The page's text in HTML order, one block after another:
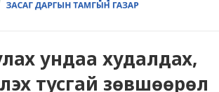
ундаа худалдах,
тусгай зөвшөөрөл